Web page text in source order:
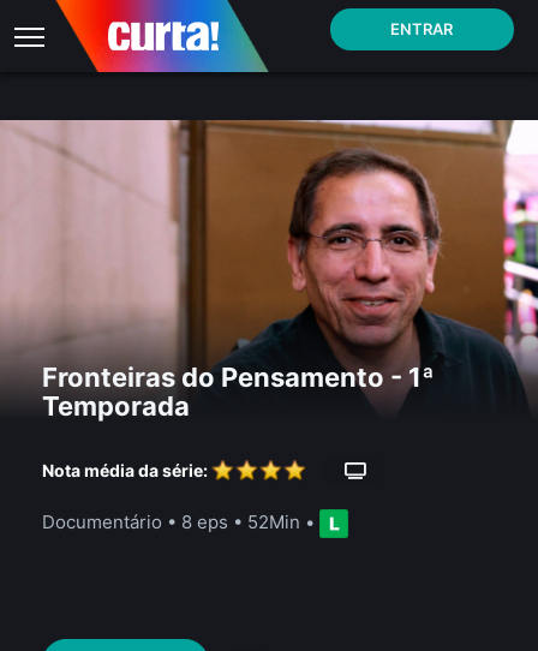
ENTRAR
Fronteiras do Pensamento - 1ª
Temporada
Nota média da série:
Documentário • 8 eps • 52Min •